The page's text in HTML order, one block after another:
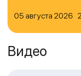
05 августа 2026
Видео